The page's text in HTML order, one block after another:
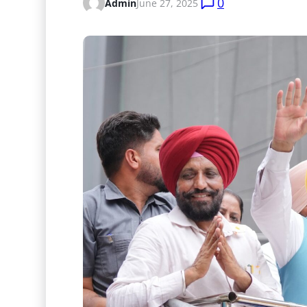
AdminJune 27, 2025